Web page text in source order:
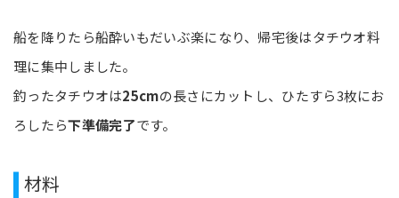
船を降りたら船酔いもだいぶ楽になり、帰宅後はタチウオ料
理に集中しました。
釣ったタチウオは25cmの長さにカットし、ひたすら3枚にお
ろしたら下準備完了です。
材料